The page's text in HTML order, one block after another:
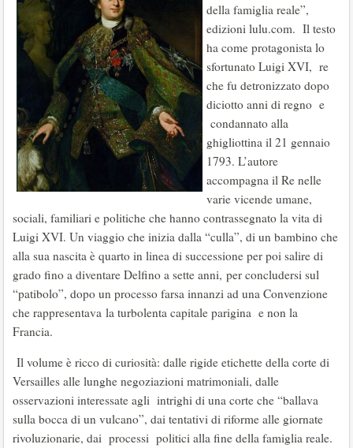
della famiglia reale”,
edizioni lulu.com. Il testo
ha come protagonista lo
sfortunato Luigi XVI, re
che fu detronizzato dopo
diciotto anni di regno e
condannato alla
ghigliottina il 21 gennaio
1793. L’autore
accompagna il Re nelle
varie vicende umane,
sociali, familiari e politiche che hanno contrassegnato la vita di
Luigi XVI. Un viaggio che inizia dalla “culla”, di un bambino che
alla sua nascita è quarto in linea di successione per poi salire di
grado fino a diventare Delfino a sette anni, per concludersi sul
“patibolo”, dopo un processo farsa innanzi ad una Convenzione
che rappresentava la turbolenta capitale parigina e non la
Francia.
Il volume è ricco di curiosità: dalle rigide etichette della corte di
Versailles alle lunghe negoziazioni matrimoniali, dalle
osservazioni interessate agli intrighi di una corte che “ballava
sulla bocca di un vulcano”, dai tentativi di riforme alle giornate
rivoluzionarie, dai processi politici alla fine della famiglia reale.